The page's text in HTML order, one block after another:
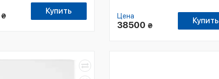
₴
Купить
Цена
38500 ₴
Купить